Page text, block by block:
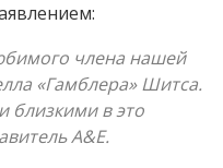
члена нашей
«Гамблера» Шитса.
близкими в это
A&E.